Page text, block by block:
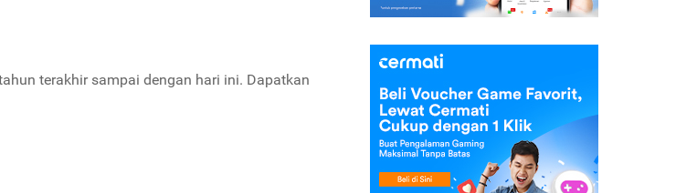
terakhir sampai dengan hari ini. Dapatkan